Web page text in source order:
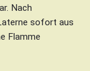
Nach
sofort aus
Flamme